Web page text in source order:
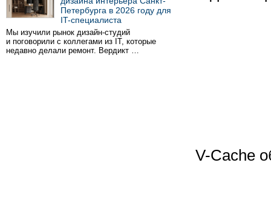
Петербурга в 2026 году для
IT-специалиста
Мы изучили рынок дизайн-студий
и поговорили с коллегами из IT, которые
недавно делали ремонт. Вердикт …
V-Cache